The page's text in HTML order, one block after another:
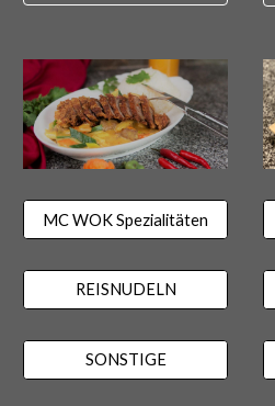
MC WOK Spezialitäten
REISNUDELN
SONSTIGE